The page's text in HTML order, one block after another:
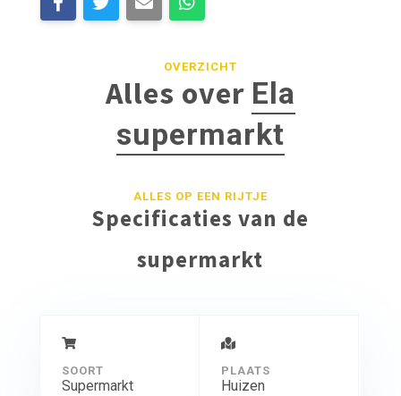
OVERZICHT
Alles over Ela
supermarkt
ALLES OP EEN RIJTJE
Specificaties van de
supermarkt
SOORT
Supermarkt
PLAATS
Huizen